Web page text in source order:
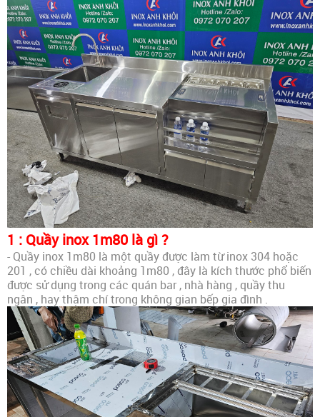
1 : Quầy inox 1m80 là gì ?
- Quầy inox 1m80 là một quầy được làm từ inox 304 hoặc
201 , có chiều dài khoảng 1m80 , đây là kích thước phổ biến
được sử dụng trong các quán bar , nhà hàng , quầy thu
ngân , hay thậm chí trong không gian bếp gia đình .